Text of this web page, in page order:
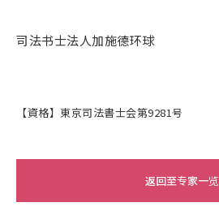
司法书士法人加施德环球
【資格】東京司法書士会第9281号
返回至专家一览